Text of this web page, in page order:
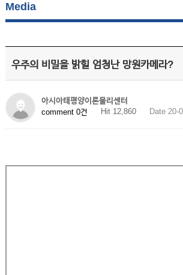
Media
우주의 비밀을 밝힐 엄청난 망원카메라?
아시아태평양이론물리센터
comment 0건
Hit 12,860 Date 20-